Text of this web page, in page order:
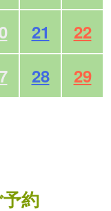
21
22
28
29
約